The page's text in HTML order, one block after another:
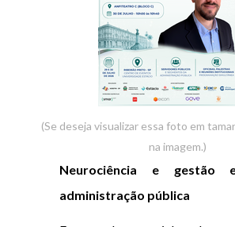
(Se deseja visualizar essa foto em
na imagem.)
Neurociência e gestão
administração pública